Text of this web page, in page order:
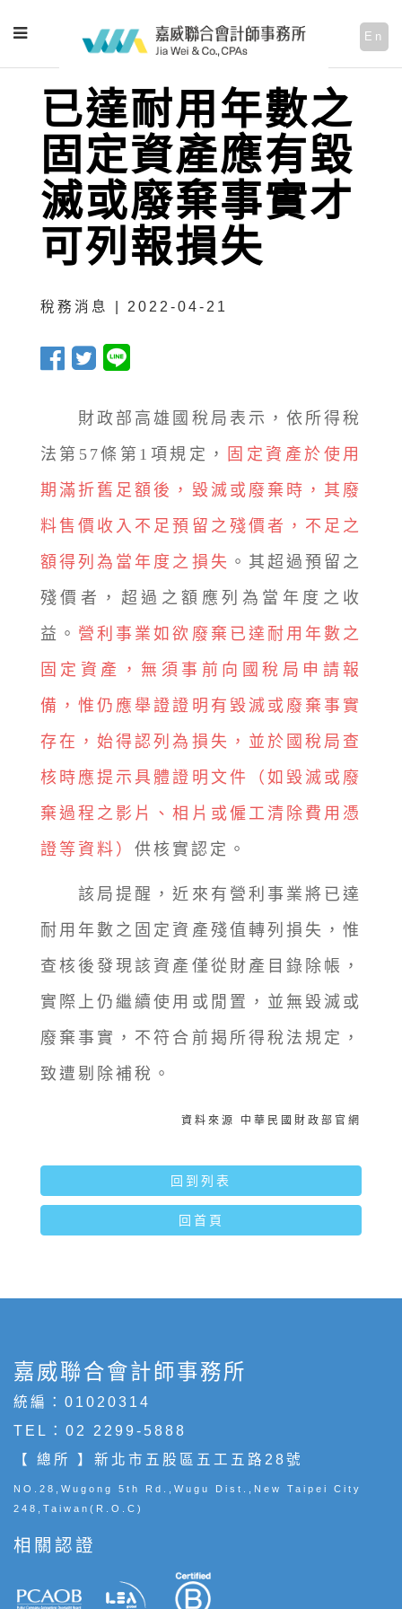
En
已達耐用年數之
固定資產應有毀
滅或廢棄事實才
可列報損失
稅務消息 | 2022-04-21
財政部高雄國稅局表示，依所得稅
法第57條第1項規定，
固定資產於使用
期滿折舊足額後，毀滅或廢棄時，其廢
料售價收入不足預留之殘價者，不足之
額得列為當年度之損失 。其超過預留之
殘價者，超過之額應列為當年度之收
益。 營利事業如欲廢棄已達耐用年數之
固定資產，無須事前向國稅局申請報
備，惟仍應舉證證明有毀滅或廢棄事實
存在，始得認列為損失，並於國稅局查
核時應提示具體證明文件（如毀滅或廢
棄過程之影片、相片或僱工清除費用憑
證等資料） 供核實認定。
該局提醒，近來有營利事業將已達
耐用年數之固定資產殘值轉列損失，惟
查核後發現該資產僅從財產目錄除帳，
實際上仍繼續使用或閒置，並無毀滅或
廢棄事實，不符合前揭所得稅法規定，
致遭剔除補稅。
資料來源 中華民國財政部官網
回到列表
回首頁
嘉威聯合會計師事務所
統編：01020314
TEL： 02 2299-5888
【 總所 】新北市五股區五工五路28號
NO.28,Wugong 5th Rd.,Wugu Dist.,New Taipei City
248,Taiwan(R.O.C)
相關認證